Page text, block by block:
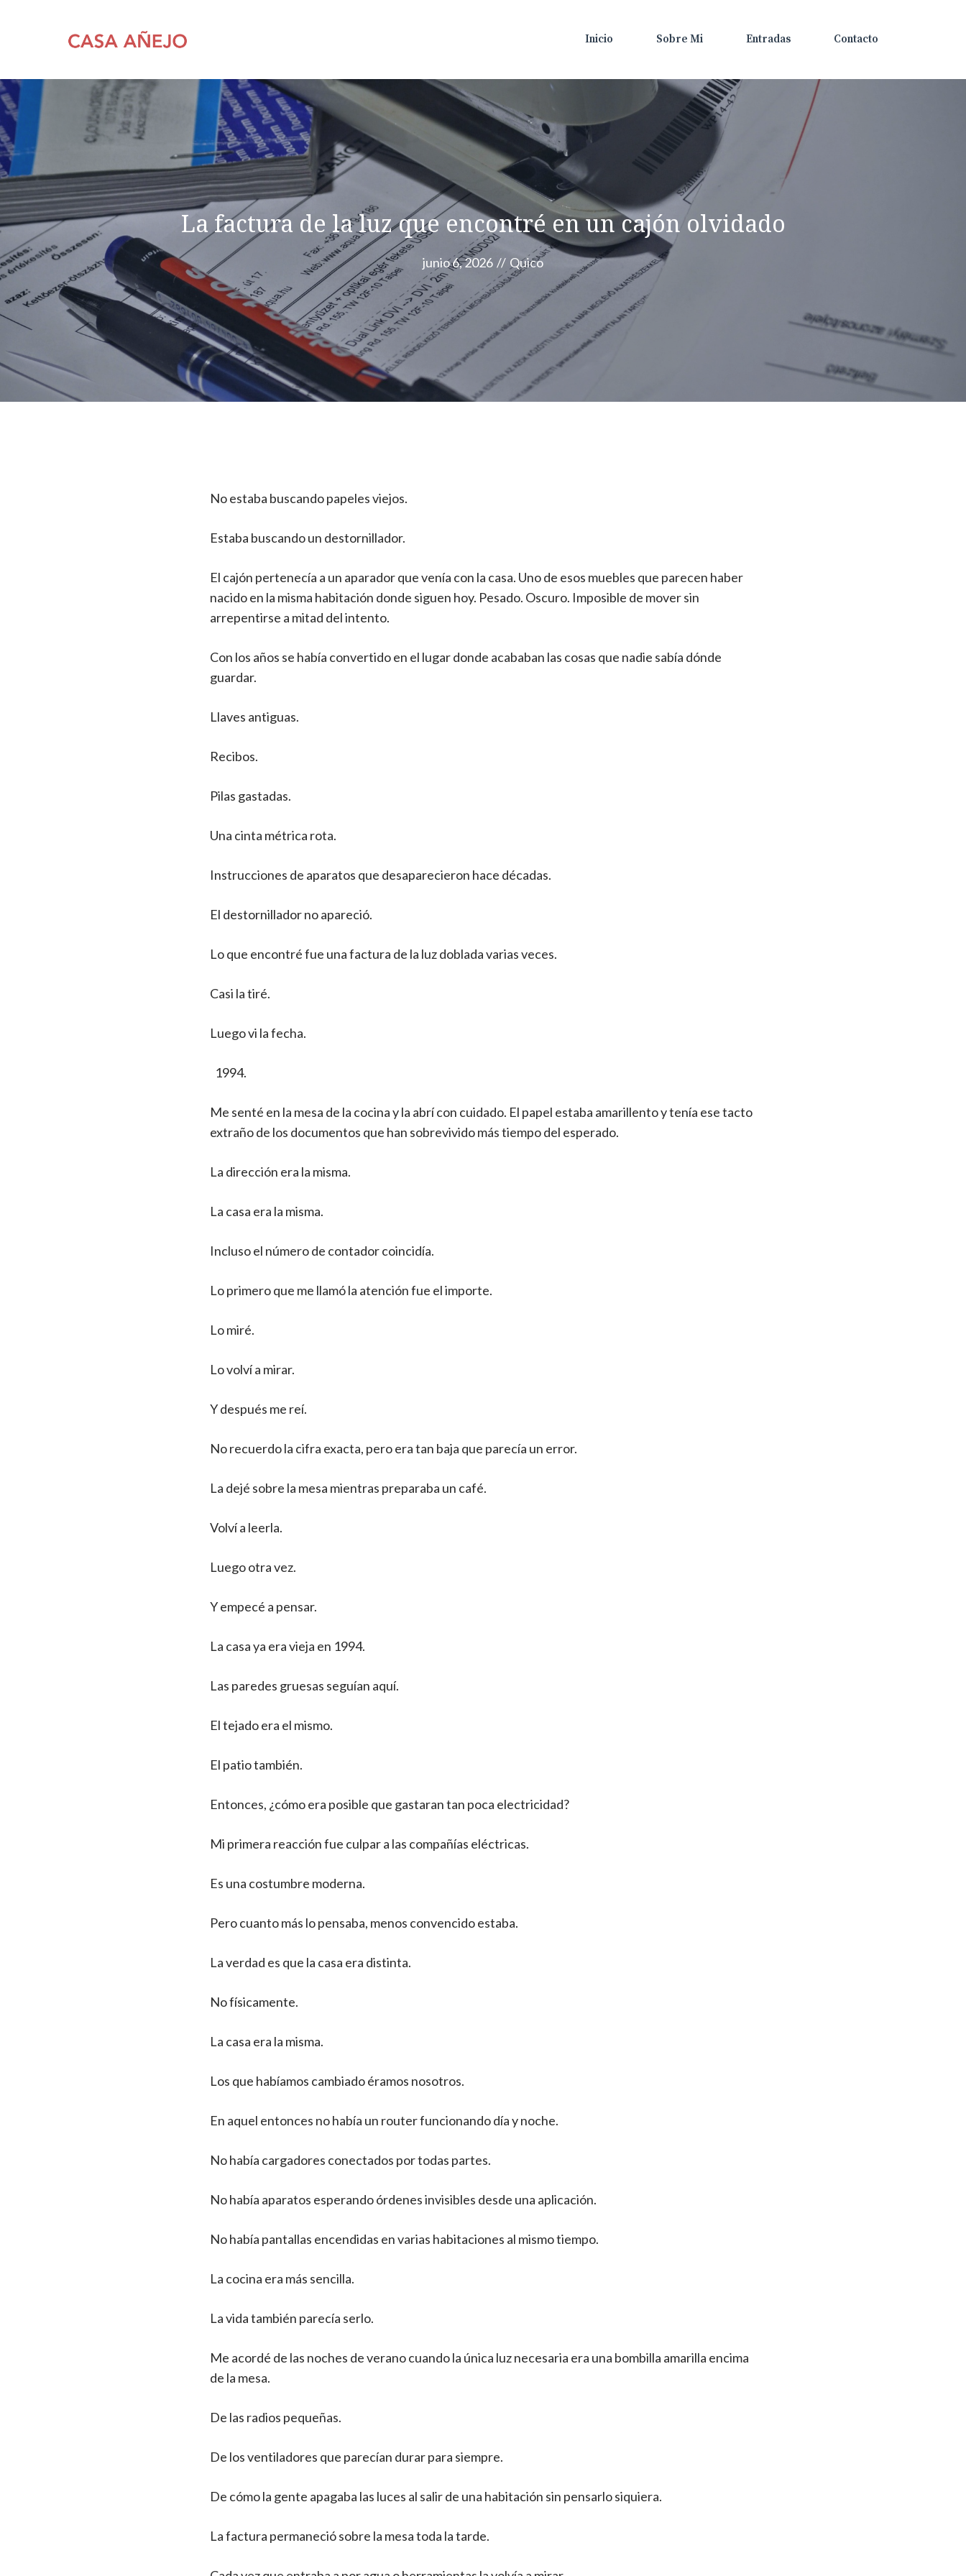
Inicio Sobre Mi Entradas Contacto
La factura de la luz que encontré en un cajón olvidado
junio 6, 2026 // Quico
No estaba buscando papeles viejos.
Estaba buscando un destornillador.
El cajón pertenecía a un aparador que venía con la casa. Uno de esos muebles que parecen haber
nacido en la misma habitación donde siguen hoy. Pesado. Oscuro. Imposible de mover sin
arrepentirse a mitad del intento.
Con los años se había convertido en el lugar donde acababan las cosas que nadie sabía dónde
guardar.
Llaves antiguas.
Recibos.
Pilas gastadas.
Una cinta métrica rota.
Instrucciones de aparatos que desaparecieron hace décadas.
El destornillador no apareció.
Lo que encontré fue una factura de la luz doblada varias veces.
Casi la tiré.
Luego vi la fecha.
Me senté en la mesa de la cocina y la abrí con cuidado. El papel estaba amarillento y tenía ese tacto
extraño de los documentos que han sobrevivido más tiempo del esperado.
La dirección era la misma.
La casa era la misma.
Incluso el número de contador coincidía.
Lo primero que me llamó la atención fue el importe.
Lo miré.
Lo volví a mirar.
Y después me reí.
No recuerdo la cifra exacta, pero era tan baja que parecía un error.
La dejé sobre la mesa mientras preparaba un café.
Volví a leerla.
Luego otra vez.
Y empecé a pensar.
La casa ya era vieja en 1994.
Las paredes gruesas seguían aquí.
El tejado era el mismo.
El patio también.
Entonces, ¿cómo era posible que gastaran tan poca electricidad?
Mi primera reacción fue culpar a las compañías eléctricas.
Es una costumbre moderna.
Pero cuanto más lo pensaba, menos convencido estaba.
La verdad es que la casa era distinta.
No físicamente.
La casa era la misma.
Los que habíamos cambiado éramos nosotros.
En aquel entonces no había un router funcionando día y noche.
No había cargadores conectados por todas partes.
No había aparatos esperando órdenes invisibles desde una aplicación.
No había pantallas encendidas en varias habitaciones al mismo tiempo.
La cocina era más sencilla.
La vida también parecía serlo.
Me acordé de las noches de verano cuando la única luz necesaria era una bombilla amarilla encima
de la mesa.
De las radios pequeñas.
De los ventiladores que parecían durar para siempre.
De cómo la gente apagaba las luces al salir de una habitación sin pensarlo siquiera.
La factura permaneció sobre la mesa toda la tarde.